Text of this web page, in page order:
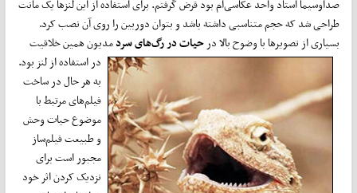
صداوسیما استاد واحد عکاسی‌ام بود قرض گرفتم. برای استفاده از این لنزها یک مانت
طراحی شد که حجم متناسبی داشته باشد و بتوان دوربین را روی آن نصب کرد.
بسیاری از تصویرها با وضوح بالا در حیات در رگهایسردمدیون همین خلاقیت
در استفاده از لنز بود.
به هر حال در ساخت
فیلم‌های مرتبط با
موضوع حیات وحش
و طبیعت فیلم‌ساز
مجبور است برای
نزدیک کردن اثر خود